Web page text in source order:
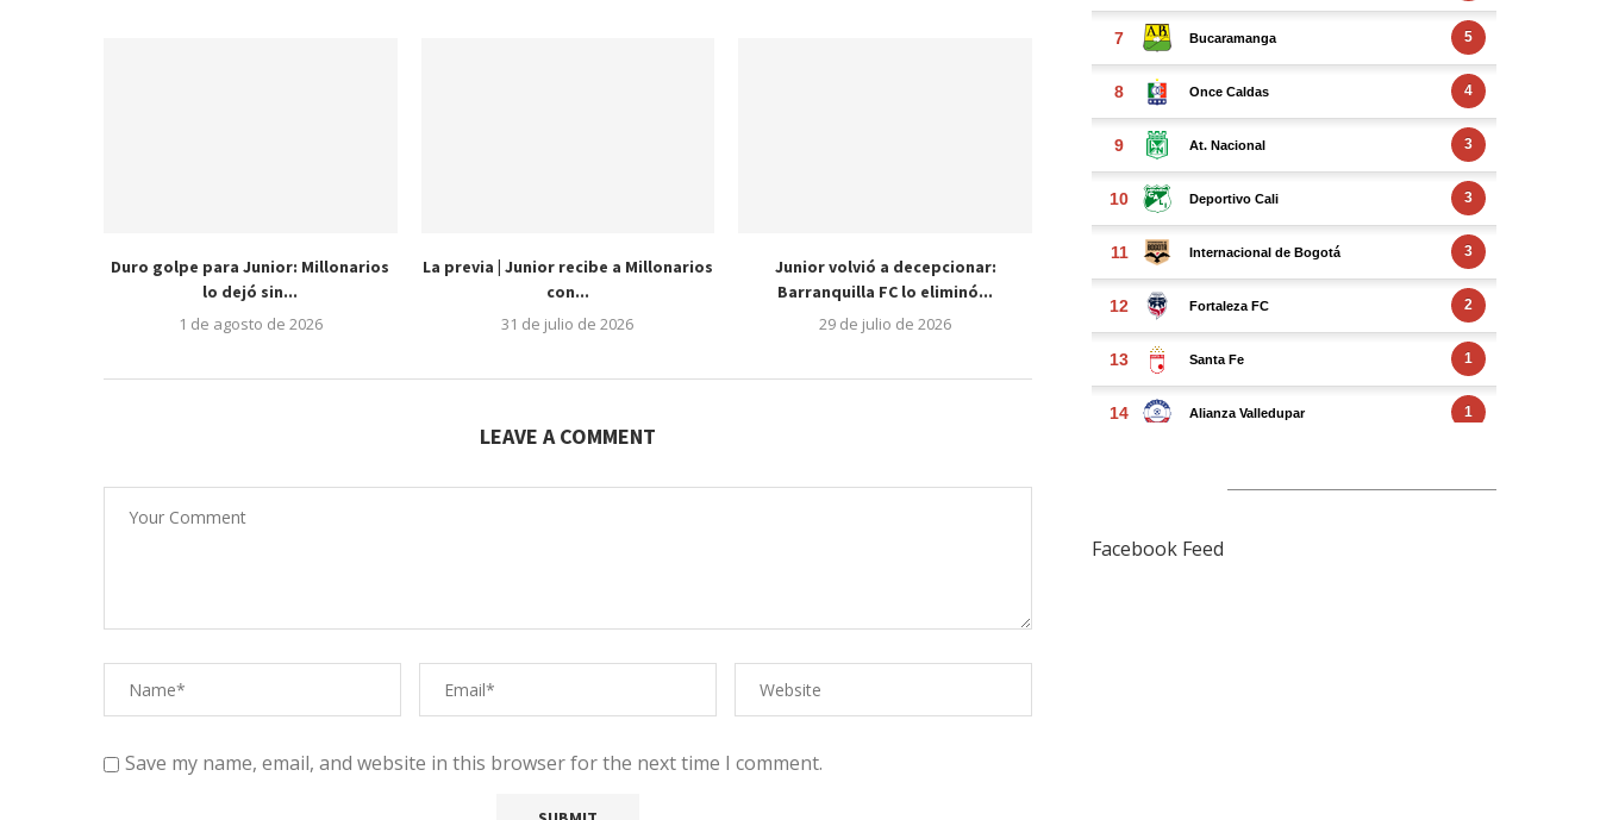
Duro golpe para Junior: Millonarios
lo dejó sin...
1 de agosto de 2026
La previa | Junior recibe a Millonarios
con...
31 de julio de 2026
Junior volvió a decepcionar:
Barranquilla FC lo eliminó...
29 de julio de 2026
LEAVE A COMMENT
Save my name, email, and website in this browser for the next time I comment.
Facebook Feed